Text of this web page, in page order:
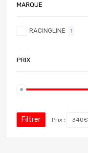
MARQUE
RACINGLINE 1
PRIX
Filtrer Prix : 340€